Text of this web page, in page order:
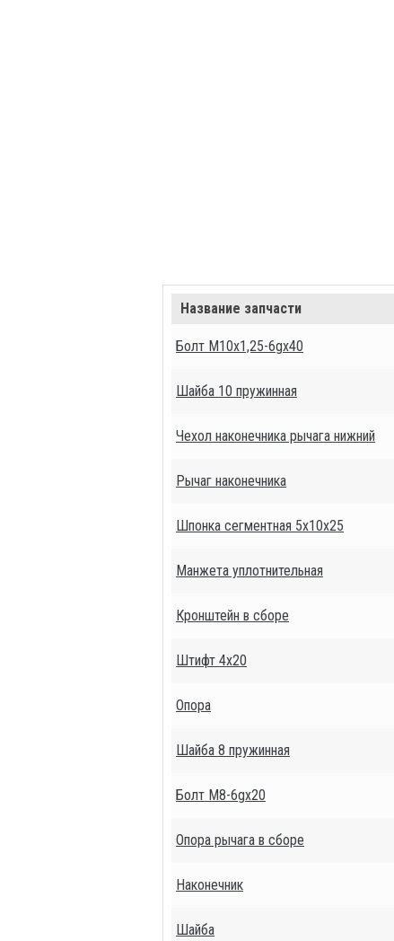
Название запчасти
Болт М10х1,25-6gх40
Шайба 10 пружинная
Чехол наконечника рычага нижний
Рычаг наконечника
Шпонка сегментная 5х10х25
Манжета уплотнительная
Кронштейн в сборе
Штифт 4х20
Опора
Шайба 8 пружинная
Болт М8-6gх20
Опора рычага в сборе
Наконечник
Шайба